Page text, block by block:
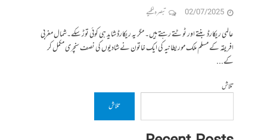
02/07/2025 تبصرہ لکھیے
عالمی ریکارڈ بنتے اور ٹوٹتے رہتے ہیں۔ مگر یہ ریکارڈ شاید ہی کوئی توڑ سکے۔شمال مغربی
افریقہ کے مسلم ملک موریطانیہ کی ایک خاتون نے شادیوں کی نصف سنچری مکمل کر
کے...
تلاش
تلاش